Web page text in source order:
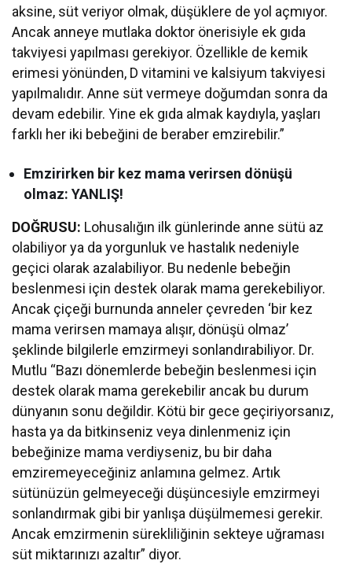
aksine, süt veriyor olmak, düşüklere de yol açmıyor.
Ancak anneye mutlaka doktor önerisiyle ek gıda
takviyesi yapılması gerekiyor. Özellikle de kemik
erimesi yönünden, D vitamini ve kalsiyum takviyesi
yapılmalıdır. Anne süt vermeye doğumdan sonra da
devam edebilir. Yine ek gıda almak kaydıyla, yaşları
farklı her iki bebeğini de beraber emzirebilir.”
Emzirirken bir kez mama verirsen dönüşü
olmaz: YANLIŞ!
DOĞRUSU: Lohusalığın ilk günlerinde anne sütü az
olabiliyor ya da yorgunluk ve hastalık nedeniyle
geçici olarak azalabiliyor. Bu nedenle bebeğin
beslenmesi için destek olarak mama gerekebiliyor.
Ancak çiçeği burnunda anneler çevreden ‘bir kez
mama verirsen mamaya alışır, dönüşü olmaz’
şeklinde bilgilerle emzirmeyi sonlandırabiliyor. Dr.
Mutlu “Bazı dönemlerde bebeğin beslenmesi için
destek olarak mama gerekebilir ancak bu durum
dünyanın sonu değildir. Kötü bir gece geçiriyorsanız,
hasta ya da bitkinseniz veya dinlenmeniz için
bebeğinize mama verdiyseniz, bu bir daha
emziremeyeceğiniz anlamına gelmez. Artık
sütünüzün gelmeyeceği düşüncesiyle emzirmeyi
sonlandırmak gibi bir yanlışa düşülmemesi gerekir.
Ancak emzirmenin sürekliliğinin sekteye uğraması
süt miktarınızı azaltır” diyor.